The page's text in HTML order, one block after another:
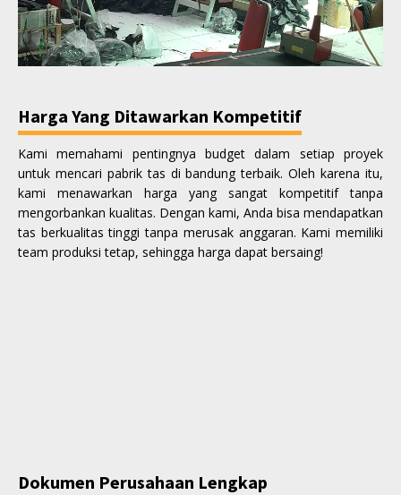
Harga Yang Ditawarkan Kompetitif
Kami memahami pentingnya budget dalam setiap proyek
untuk mencari pabrik tas di bandung terbaik. Oleh karena itu,
kami menawarkan harga yang sangat kompetitif tanpa
mengorbankan kualitas. Dengan kami, Anda bisa mendapatkan
tas berkualitas tinggi tanpa merusak anggaran. Kami memiliki
team produksi tetap, sehingga harga dapat bersaing!
Dokumen Perusahaan Lengkap